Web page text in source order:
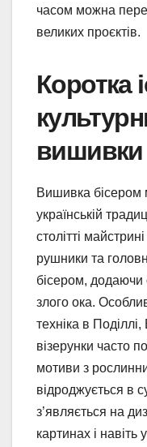
часом можна
великих проєктів.
Коротка
вишивки
Вишивка бісером
українській
столітті
рушники та
бісером, додаючи
злого ока.
техніка в
візерунки часто
мотиви з
відроджується в
з’являється на
картинах і навіть